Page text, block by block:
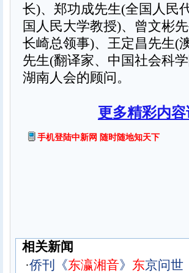
长)、郑功成先生(全国人民
国人民大学教授)、曾文彬
长崎总领事)、王定昌先生(
先生(翻译家、中国社会科
湖南人会的顾问。
更多精彩内
手机登陆中新网 随时随地知天下
相关新闻
·侨刊《东瀛湘音》 东京问